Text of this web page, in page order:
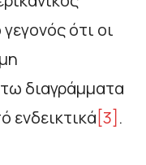
ότι οι
διαγράμματα
ενδεικτικά[3] .